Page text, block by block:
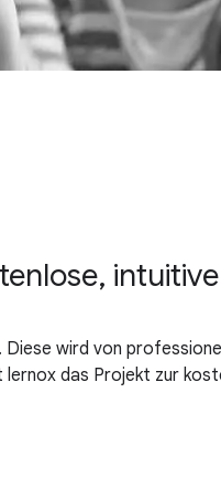
wird von
lernox das Projekt zur